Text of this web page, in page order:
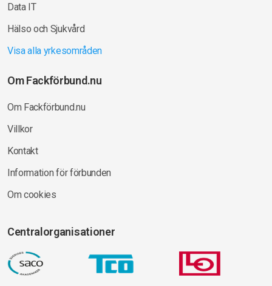
Data IT
Hälso och Sjukvård
Visa alla yrkesområden
Om Fackförbund.nu
Om Fackförbund.nu
Villkor
Kontakt
Information för förbunden
Om cookies
Centralorganisationer